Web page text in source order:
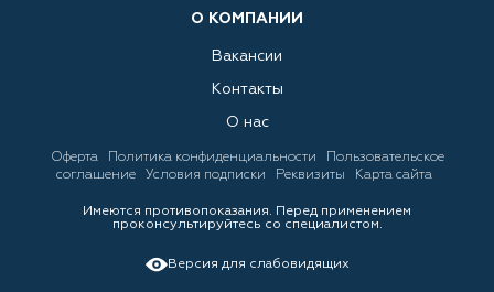
О КОМПАНИИ
Вакансии
Контакты
О нас
Оферта Политика конфиденциальности
Пользовательское
соглашение
Условия подписки Реквизиты Карта сайта
Имеются противопоказания. Перед применением
проконсультируйтесь со специалистом.
Версия для слабовидящих